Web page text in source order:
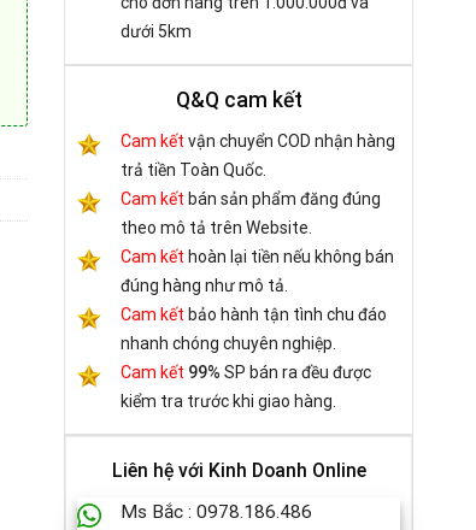
dưới 5km
Q&Q cam kết
Cam kết vận chuyển COD nhận hàng
trả tiền Toàn Quốc.
Cam kết bán sản phẩm đăng đúng
theo mô tả trên Website.
Cam kết hoàn lại tiền nếu không bán
đúng hàng như mô tả.
Cam kết bảo hành tận tình chu đáo
nhanh chóng chuyên nghiệp.
Cam kết 99% SP bán ra đều được
kiểm tra trước khi giao hàng.
Liên hệ với Kinh Doanh Online
Ms Bắc : 0978.186.486